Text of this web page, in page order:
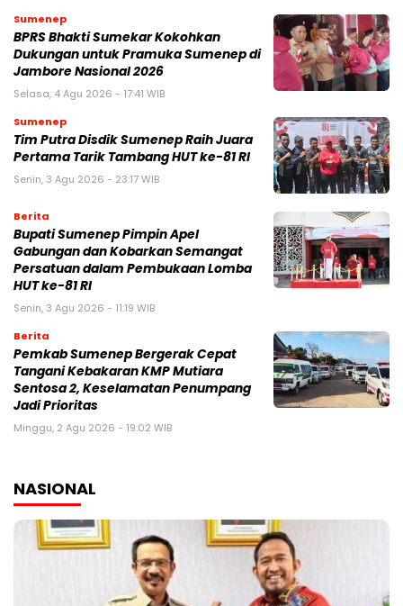
Sumenep
BPRS Bhakti Sumekar Kokohkan
Dukungan untuk Pramuka Sumenep di
Jambore Nasional 2026
Selasa, 4 Agu 2026 - 17:41 WIB
Sumenep
Tim Putra Disdik Sumenep Raih Juara
Pertama Tarik Tambang HUT ke-81 RI
Senin, 3 Agu 2026 - 23:17 WIB
Berita
Bupati Sumenep Pimpin Apel
Gabungan dan Kobarkan Semangat
Persatuan dalam Pembukaan Lomba
HUT ke-81 RI
Senin, 3 Agu 2026 - 11:19 WIB
Berita
Pemkab Sumenep Bergerak Cepat
Tangani Kebakaran KMP Mutiara
Sentosa 2, Keselamatan Penumpang
Jadi Prioritas
Minggu, 2 Agu 2026 - 19:02 WIB
NASIONAL